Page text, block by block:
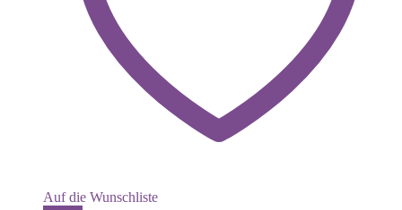
Auf die Wunschliste